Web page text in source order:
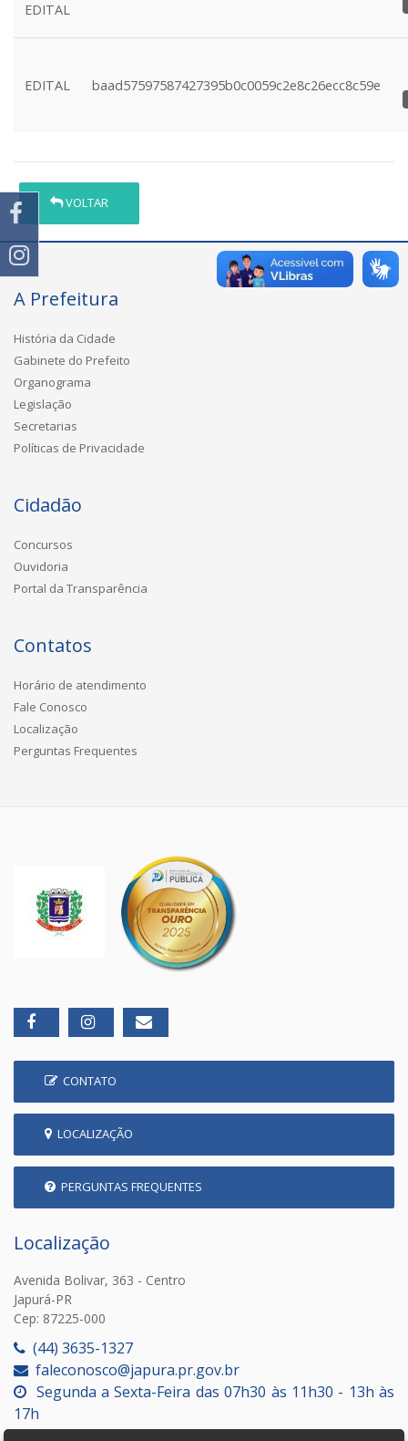
EDITAL
EDITAL baad57597587427395b0c0059c2e8c26ecc8c59e
VOLTAR
A Prefeitura
História da Cidade
Gabinete do Prefeito
Organograma
Legislação
Secretarias
Políticas de Privacidade
Cidadão
Concursos
Ouvidoria
Portal da Transparência
Contatos
Horário de atendimento
Fale Conosco
Localização
Perguntas Frequentes
CONTATO
LOCALIZAÇÃO
PERGUNTAS FREQUENTES
Localização
Avenida Bolivar, 363 - Centro
Japurá-PR
Cep: 87225-000
(44) 3635-1327
faleconosco@japura.pr.gov.br
Segunda a Sexta-Feira das 07h30 às 11h30 - 13h às
17h